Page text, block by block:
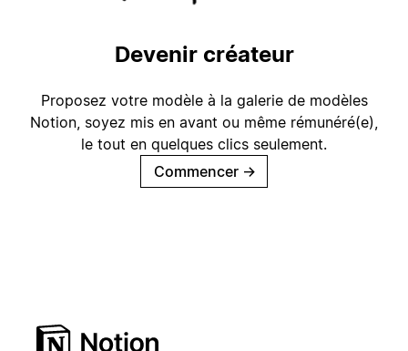
Devenir créateur
Proposez votre modèle à la galerie de modèles
Notion, soyez mis en avant ou même rémunéré(e),
le tout en quelques clics seulement.
Commencer →